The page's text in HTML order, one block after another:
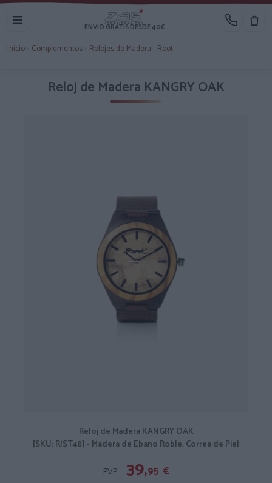
ENVIO GRATIS DESDE 40€
Inicio Complementos Relojes de Madera - Root
Reloj de Madera KANGRY OAK
Reloj de Madera KANGRY OAK
[SKU: RJST48] - Madera de Ebano Roble. Correa de Piel
PVP: 39,95 €